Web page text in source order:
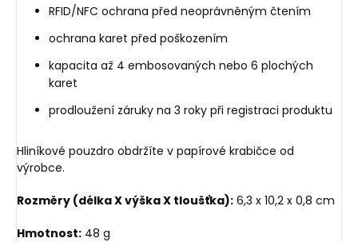
RFID/NFC ochrana před neoprávněným čtením
ochrana karet před poškozením
kapacita až 4 embosovaných nebo 6 plochých
karet
prodloužení záruky na 3 roky při registraci produktu
Hliníkové pouzdro obdržíte v papírové krabičce od
výrobce.
Rozměry (délka X výška X tloušťka): 6,3 x 10,2 x 0,8 cm
Hmotnost: 48 g